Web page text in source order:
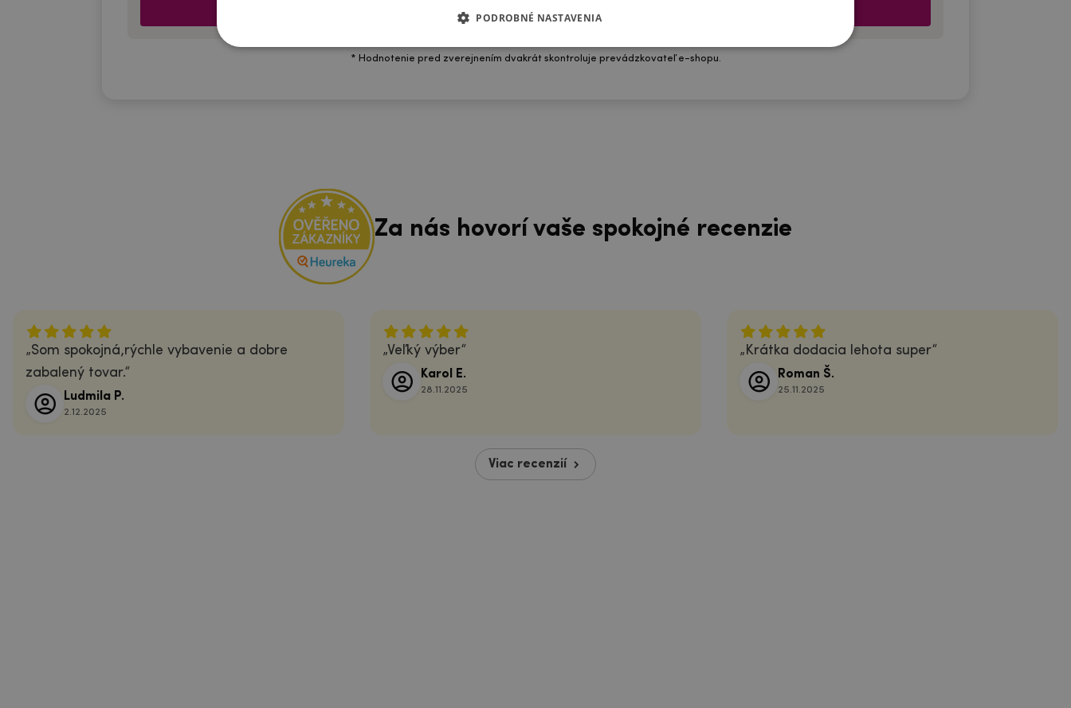
Poslať hodnotenie
* Hodnotenie pred zverejnením dvakrát skontroluje prevádzkovateľ e-shopu.
Za nás hovorí vaše spokojné recenzie
Som spokojná,rýchle vybavenie a dobre
zabalený tovar.
Ludmila P.
2.12.2025
Veľký výber
Karol E.
28.11.2025
Krátka dodacia lehota super
Roman Š.
25.11.2025
Viac recenzií
PODROBNÉ NASTAVENIA